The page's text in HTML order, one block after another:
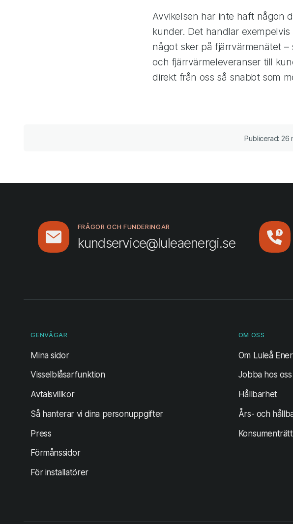
Avvikelsen har inte haft någon
kunder. Det handlar
något sker på fjärrvärmenätet –
och fjärrvärmeleveranser till
direkt från oss så snabbt som
Publicerad: 26
FRÅGOR OCH FUNDERINGAR
kundservice@luleaenergi.se
GENVÄGAR
Mina sidor(öppnas i ny flik)
Visselblåsarfunktion
Avtalsvillkor
Så hanterar vi dina personuppgifter
Press
Förmånssidor
För installatörer
OM OSS
Om Luleå
Jobba hos oss
Hållbarhet
Års- och
Konsumenträtt